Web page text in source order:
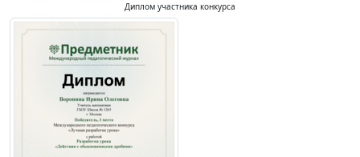
Диплом участника конкурса